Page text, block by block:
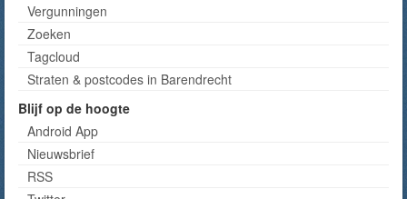
Vergunningen
Zoeken
Tagcloud
Straten & postcodes in Barendrecht
Blijf op de hoogte
Android App
Nieuwsbrief
RSS